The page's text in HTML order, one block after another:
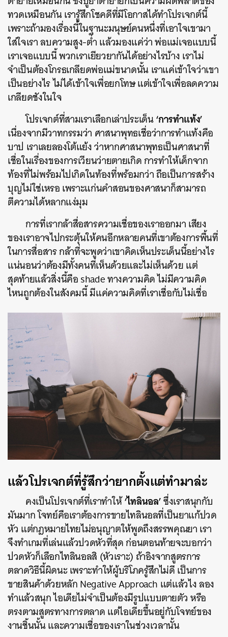
ทวดเหมือนกัน เรารู้สึกโชคดีที่มีโอกาสได้ทำโปรเจกต์นี้
เพราะถ้ามองเรื่องนี้ในฐานะมนุษย์คนหนึ่งที่เอาใจเขามา
ใส่ใจเรา ลบความสูง-ต่ำ แล้วมองแค่ว่า พ่อแม่เจอแบบนี้
เราเจอแบบนี้ พวกเราเยียวยากันได้อย่างไรบ้าง เราไม่
จำเป็นต้องโกรธเกลียดพ่อแม่ขนาดนั้น เราแค่เข้าใจว่าเขา
เป็นอย่างไร ไม่ได้เข้าใจเพื่อยกโทษ แต่เข้าใจเพื่อลดความ
เกลียดชังในใจ
โปรเจกต์ที่สามเราเลือกเล่าประเด็น‘การทำแท้ง’
เนื่องจากมีวาทกรรมว่า ศาสนาพุทธเชื่อว่าการทำแท้งคือ
บาป เราเลยลองโต้แย้ง ว่าหากศาสนาพุทธเป็นศาสนาที่
เชื่อในเรื่องของการเวียนว่ายตายเกิด การทำให้เด็กจาก
ท้องที่ไม่พร้อมไปเกิดในท้องที่พร้อมกว่า ถือเป็นการสร้าง
บุญไม่ใช่เหรอ เพราะแก่นคำสอนของศาสนาก็สามารถ
ตีความได้หลากแง่มุม
การที่เรากล้าสื่อสารความเชื่อของเราออกมา เสียง
ของเราอาจไปกระตุ้นให้คนอีกหลายคนที่เขาต้องการพื้นที่
ในการสื่อสาร กล้าที่จะพูดว่าเขาคิดเห็นประเด็นนี้อย่างไร
แน่นอนว่าต้องมีทั้งคนที่เห็นด้วยและไม่เห็นด้วย แต่
สุดท้ายแล้วสิ่งนี้คือ shade ทางความคิด ไม่มีความคิด
ไหนถูกต้องในสังคมนี้ มีแค่ความคิดที่เราเชื่อกับไม่เชื่อ
แล้วโปรเจกต์ที่รู้สึกว่ายากตั้งแต่ทำมาล่ะ
คงเป็นโปรเจกต์ที่เราทำให้‘ไทลินอล’ซึ่งเราสนุกกับ
มันมาก โจทย์คือเราต้องการขายไทลินอลที่เป็นยาแก้ปวด
หัว แต่กฎหมายไทยไม่อนุญาตให้พูดถึงสรรพคุณยา เรา
จึงทำเกมที่เล่นแล้วปวดหัวที่สุด ก่อนตอนท้ายจะบอกว่า
ปวดหัวก็เลือกไทลินอลสิ (หัวเราะ) ถ้าอิงจากสูตรการ
ตลาดวิธีนี้ผิดนะ เพราะทำให้ผู้บริโภครู้สึกไม่ดี เป็นการ
ขายสินค้าด้วยหลัก Negative Approach แต่แล้วไง ลอง
ทำแล้วสนุก ไอเดียไม่จำเป็นต้องมีรูปแบบตายตัว หรือ
ตรงตามสูตรทางการตลาด แต่ไอเดียขึ้นอยู่กับโจทย์ของ
งานชิ้นนั้น และความเชื่อของเราในช่วงเวลานั้น
SHARE TWEET LINE EMAIL